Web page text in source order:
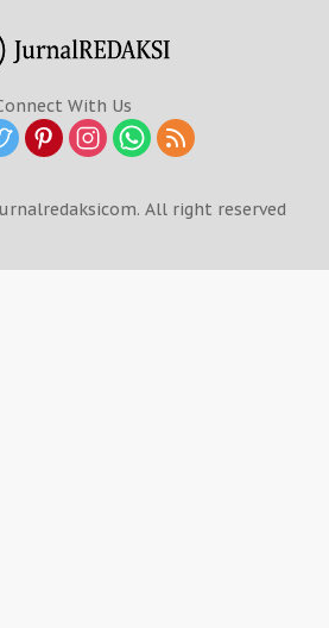
With Us
All right reserved